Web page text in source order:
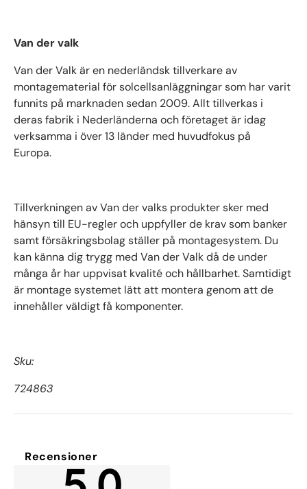
Van der valk
Van der Valk är en nederländsk tillverkare av
montagematerial för solcellsanläggningar som har varit
funnits på marknaden sedan 2009. Allt tillverkas i
deras fabrik i Nederländerna och företaget är idag
verksamma i över 13 länder med huvudfokus på
Europa.
Tillverkningen av Van der valks produkter sker med
hänsyn till EU-regler och uppfyller de krav som banker
samt försäkringsbolag ställer på montagesystem. Du
kan känna dig trygg med Van der Valk då de under
många år har uppvisat kvalité och hållbarhet. Samtidigt
är montage systemet lätt att montera genom att de
innehåller väldigt få komponenter.
Sku:
724863
Recensioner